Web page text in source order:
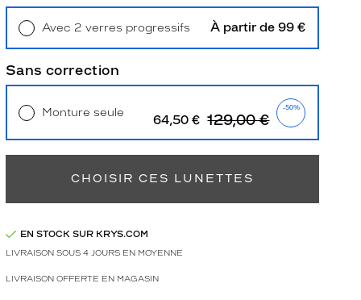
Avec 2 verres progressifs À partir de 99 €
Sans correction
Monture seule 64,50 € 129,00 €
-50%
CHOISIR CES LUNETTES
EN STOCK SUR KRYS.COM
LIVRAISON SOUS 4 JOURS EN MOYENNE
LIVRAISON OFFERTE EN MAGASIN